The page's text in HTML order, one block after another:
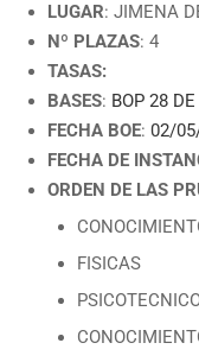
LUGAR: JIMENA
Nº PLAZAS: 4
TASAS:
BASES: BOP 28
FECHA BOE: 02/
FECHA DE
ORDEN DE LAS
FISICAS